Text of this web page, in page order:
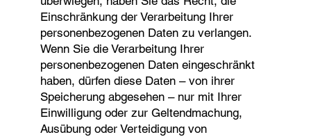
Einschränkung der Verarbeitung Ihrer
personenbezogenen Daten zu verlangen.
Wenn Sie die Verarbeitung Ihrer
personenbezogenen Daten eingeschränkt
haben, dürfen diese Daten – von ihrer
Speicherung abgesehen – nur mit Ihrer
Einwilligung oder zur Geltendmachung,
Ausübung oder Verteidigung von